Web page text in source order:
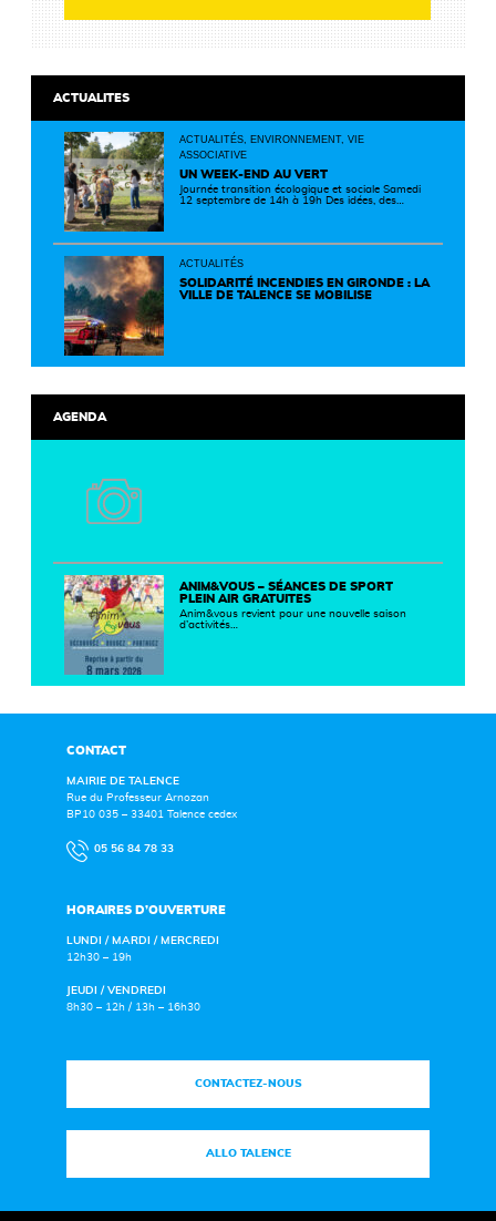
ACTUALITES
ACTUALITÉS, ENVIRONNEMENT, VIE
ASSOCIATIVE
UN WEEK-END AU VERT
Journée transition écologique et sociale Samedi
12 septembre de 14h à 19h Des idées, des
un territoire plus durable et solidaire.
ACTUALITÉS
SOLIDARITÉ INCENDIES EN GIRONDE : LA
VILLE DE TALENCE SE MOBILISE
AGENDA
ANIM&VOUS – SÉANCES DE SPORT
PLEIN AIR GRATUITES
Anim&vous revient pour une nouvelle saison
d’activités…
CONTACT
MAIRIE DE TALENCE
Rue du Professeur Arnozan
BP10 035 – 33401 Talence cedex
05 56 84 78 33
HORAIRES D’OUVERTURE
LUNDI / MARDI / MERCREDI
12h30 – 19h
JEUDI / VENDREDI
8h30 – 12h / 13h – 16h30
CONTACTEZ-NOUS
ALLO TALENCE